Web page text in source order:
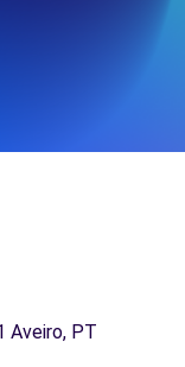
Aveiro, PT